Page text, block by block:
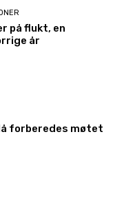
på flukt, en
år
forberedes møtet